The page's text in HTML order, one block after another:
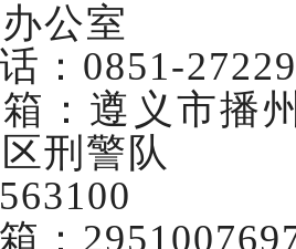
公室
： 0851-
：遵义市播
刑警队
563100
：